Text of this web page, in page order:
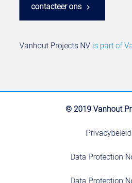
contacteer ons
Vanhout Projects NV is part of
© 2019 Vanhout
Privacybeleid
Data Protection